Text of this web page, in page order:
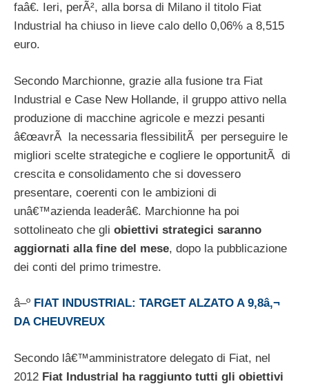
faâ€. Ieri, perÃ², alla borsa di Milano il titolo Fiat
Industrial ha chiuso in lieve calo dello 0,06% a 8,515
euro.
Secondo Marchionne, grazie alla fusione tra Fiat
Industrial e Case New Hollande, il gruppo attivo nella
produzione di macchine agricole e mezzi pesanti
â€œavrÃ la necessaria flessibilitÃ per perseguire le
migliori scelte strategiche e cogliere le opportunitÃ di
crescita e consolidamento che si dovessero
presentare, coerenti con le ambizioni di
unâ€™azienda leaderâ€. Marchionne ha poi
sottolineato che gli obiettivi strategici saranno
aggiornati alla fine del mese, dopo la pubblicazione
dei conti del primo trimestre.
â–º FIAT INDUSTRIAL: TARGET ALZATO A 9,8â‚¬
DA CHEUVREUX
Secondo lâ€™amministratore delegato di Fiat, nel
2012 Fiat Industrial ha raggiunto tutti gli obiettivi